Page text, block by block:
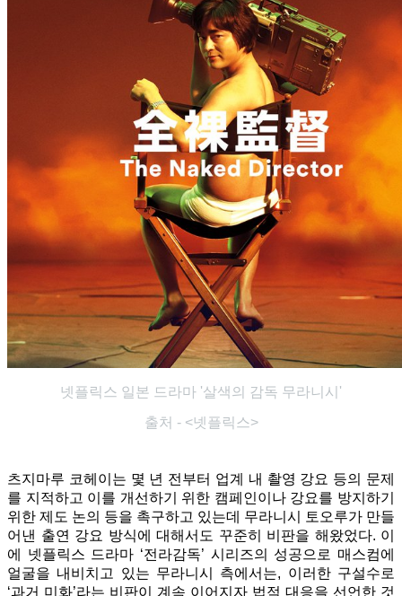
넷플릭스 일본 드라마 '살색의 감독 무라니시'
출처 - <넷플릭스>
츠지마루 코헤이는 몇 년 전부터 업계 내 촬영 강요 등의 문제
를 지적하고 이를 개선하기 위한 캠페인이나 강요를 방지하기
위한 제도 논의 등을 촉구하고 있는데 무라니시 토오루가 만들
어낸 출연 강요 방식에 대해서도 꾸준히 비판을 해왔었다. 이
에 넷플릭스 드라마 ‘전라감독’ 시리즈의 성공으로 매스컴에
얼굴을 내비치고 있는 무라니시 측에서는, 이러한 구설수로
‘과거 미화’라는 비판이 계속 이어지자 법적 대응을 선언한 것